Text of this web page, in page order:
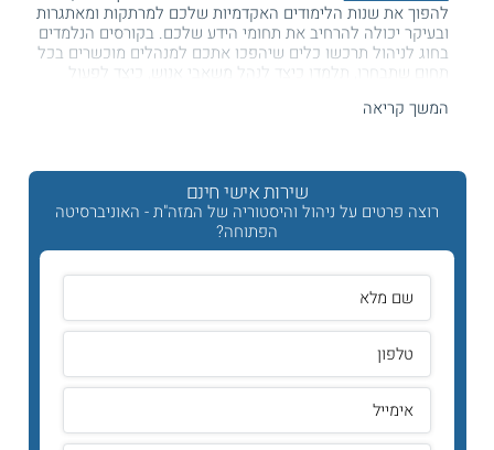
להפוך את שנות הלימודים האקדמיות שלכם למרתקות ומאתגרות
ובעיקר יכולה להרחיב את תחומי הידע שלכם. בקורסים הנלמדים
בחוג לניהול תרכשו כלים שיהפכו אתכם למנהלים מוכשרים בכל
תחום שתבחרו, תלמדו כיצד לנהל משאבי אנוש, כיצד לפעול
בתפקידים ניהוליים. שילוב תואר זה בשילוב ההיסטוריה של
המזרח התיכון ותרבויותיו תהווה נדבך נוסף ללימודיכם. בחוג זה
תעמיקו את הידע וההבנה שלכם במזרח התיכון על כל המשמעויות
והתהליכים ההיסטוריה שהתרחשו בו. כך תוכלו להפוך למנהלים
מוכשרים בעלי ידע והבנה היסטורית באיזור שבו אנו חיים ופועלים.
קיראו על:לימודי מזרחנות
תכנית הלימודים
קורסי תשתית (חובה) לכל תואר דו חוגי באוניברסיטה הפתוחה
המשך קריאה
שירות אישי חינם
רוצה פרטים על ניהול והיסטוריה של המזה"ת - האוניברסיטה
הפתוחה?